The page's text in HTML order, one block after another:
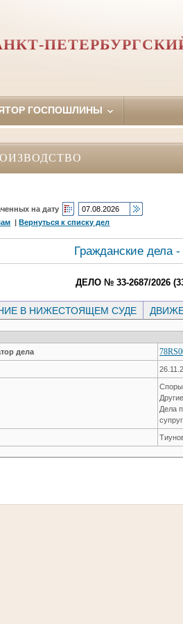
ГОСПОШЛИНЫ
на дату
|Вернуться к списку дел
Гражданские дела
ДЕЛО № 33-2687/2026
В НИЖЕСТОЯЩЕМ СУДЕ
дела
Дела